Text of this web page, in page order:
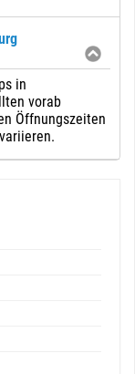
in
vorab
Öffnungszeiten